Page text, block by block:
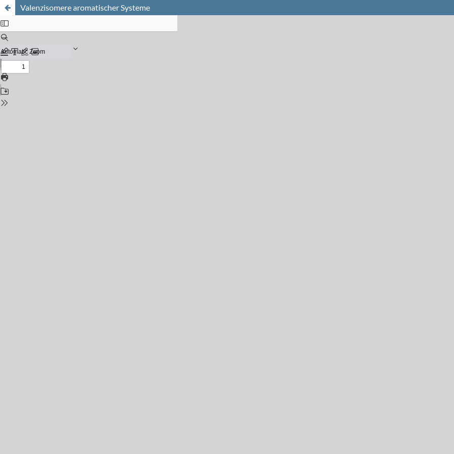
Valenzisomere aromatischer Systeme